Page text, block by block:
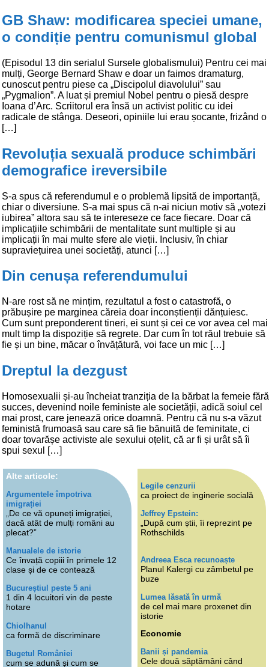
GB Shaw: modificarea speciei umane,
o condiție pentru comunismul global
(Episodul 13 din serialul Sursele globalismului) Pentru cei mai
mulți, George Bernard Shaw e doar un faimos dramaturg,
cunoscut pentru piese ca „Discipolul diavolului” sau
„Pygmalion”. A luat și premiul Nobel pentru o piesă despre
Ioana d’Arc. Scriitorul era însă un activist politic cu idei
radicale de stânga. Deseori, opiniile lui erau șocante, frizând o
[…]
Revoluția sexuală produce schimbări
demografice ireversibile
S-a spus că referendumul e o problemă lipsită de importanță,
chiar o diversiune. S-a mai spus că n-ai niciun motiv să „votezi
iubirea” altora sau să te intereseze ce face fiecare. Doar că
implicațiile schimbării de mentalitate sunt multiple și au
implicații în mai multe sfere ale vieții. Inclusiv, în chiar
supraviețuirea unei societăți, atunci […]
Din cenușa referendumului
N-are rost să ne mințim, rezultatul a fost o catastrofă, o
prăbușire pe marginea căreia doar inconștienții dănțuiesc.
Cum sunt preponderent tineri, ei sunt și cei ce vor avea cel mai
mult timp la dispoziție să regrete. Dar cum în tot răul trebuie să
fie și un bine, măcar o învățătură, voi face un mic […]
Dreptul la dezgust
Homosexualii și-au încheiat tranziția de la bărbat la femeie fără
succes, devenind noile feministe ale societății, adică soiul cel
mai prost, care jenează orice doamnă. Pentru că nu s-a văzut
feministă frumoasă sau care să fie bănuită de feminitate, ci
doar tovarășe activiste ale sexului oțelit, că ar fi și urât să îi
spui sexul […]
Alte articole:
Argumentele împotriva
imigrației
„De ce vă opuneți imigrației,
dacă atât de mulți români au
plecat?”
Manualele de istorie
Ce învață copiii în primele 12
clase și de ce contează
Bucureștiul peste 5 ani
1 din 4 locuitori vin de peste
hotare
Chiolhanul
ca formă de discriminare
Bugetul României
cum se adună și cum se
Legile cenzurii
ca proiect de inginerie socială
Jeffrey Epstein:
„După cum știi, îi reprezint pe
Rothschilds
Andreea Esca recunoaște
Planul Kalergi cu zâmbetul pe
buze
Lumea lăsată în urmă
de cel mai mare proxenet din
istorie
Economie
Banii și pandemia
Cele două săptămâni când